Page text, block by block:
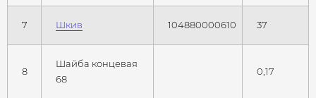
7 Шкив 104880000610 37
8
Шайба концевая
68
0,17